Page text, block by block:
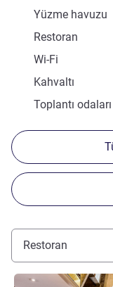
Yüzme havuzu
Restoran
Wi-Fi
Kahvaltı
Toplantı odaları
Restoran
Ayrıntıları göster